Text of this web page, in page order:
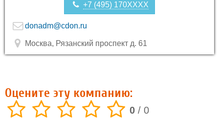
+7 (495) 170XXXX
donadm@cdon.ru
Москва, Рязанский проспект д. 61
Оцените эту компанию:
0 / 0